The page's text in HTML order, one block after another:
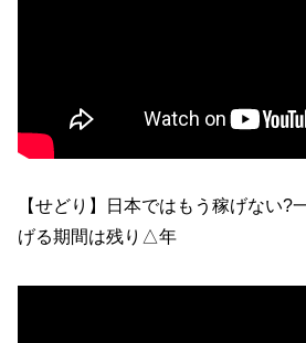
【せどり】日本ではもう稼げない?
げる期間は残り△年